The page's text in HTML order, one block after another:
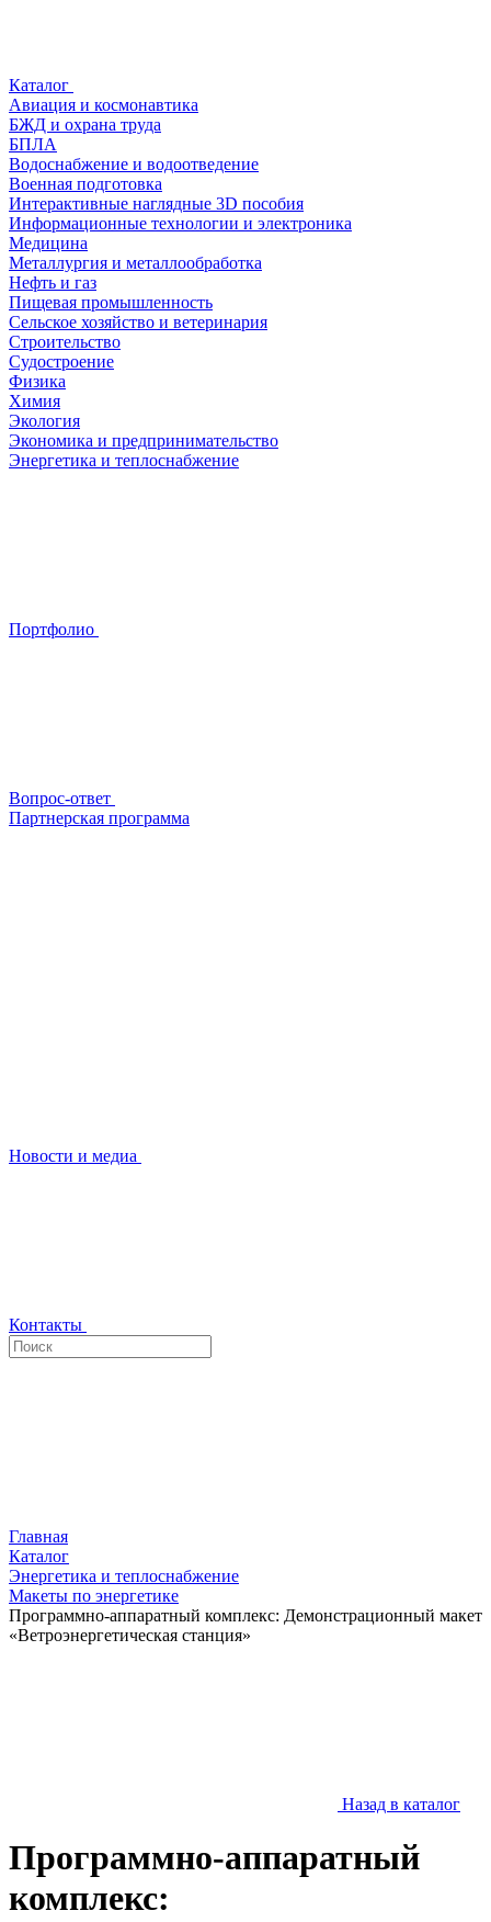
Каталог
Авиация и космонавтика
БЖД и охрана труда
БПЛА
Водоснабжение и водоотведение
Военная подготовка
Интерактивные наглядные 3D пособия
Информационные технологии и электроника
Медицина
Металлургия и металлообработка
Нефть и газ
Пищевая промышленность
Сельское хозяйство и ветеринария
Строительство
Судостроение
Физика
Химия
Экология
Экономика и предпринимательство
Энергетика и теплоснабжение
Портфолио
Вопрос-ответ
Партнерская программа
Новости и медиа
Контакты
Главная
Каталог
Энергетика и теплоснабжение
Макеты по энергетике
Программно-аппаратный комплекс: Демонстрационный макет
«Ветроэнергетическая станция»
Назад в каталог
Программно-аппаратный
комплекс: